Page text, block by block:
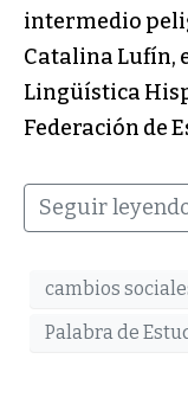
intermedio
Catalina Lufín,
Lingüística
Federación de
Seguir
cambios
Palabra de